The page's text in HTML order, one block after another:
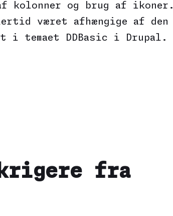
kolonner og brug af ikoner.
været afhængige af den
i temaet DDBasic i Drupal.
krigere fra